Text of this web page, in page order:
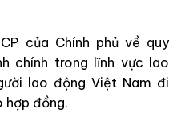
của Chính phủ về quy
chính trong lĩnh vực lao
lao động Việt Nam đi
hợp đồng.